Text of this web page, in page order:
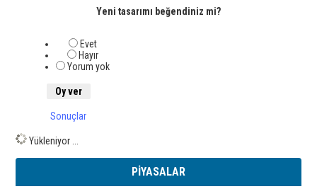
Yeni tasarımı beğendiniz mi?
Evet
Hayır
Yorum yok
Sonuçlar
Yükleniyor ...
PİYASALAR